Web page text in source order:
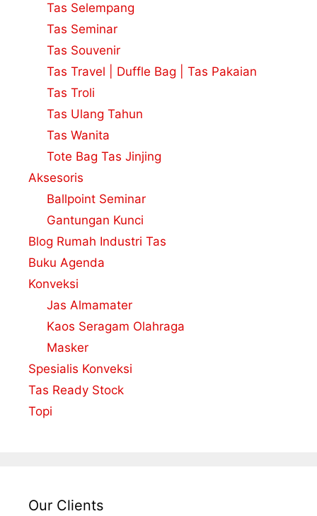
Tas Selempang
Tas Seminar
Tas Souvenir
Tas Travel | Duffle Bag | Tas Pakaian
Tas Troli
Tas Ulang Tahun
Tas Wanita
Tote Bag Tas Jinjing
Aksesoris
Ballpoint Seminar
Gantungan Kunci
Blog Rumah Industri Tas
Buku Agenda
Konveksi
Jas Almamater
Kaos Seragam Olahraga
Masker
Spesialis Konveksi
Tas Ready Stock
Topi
Our Clients